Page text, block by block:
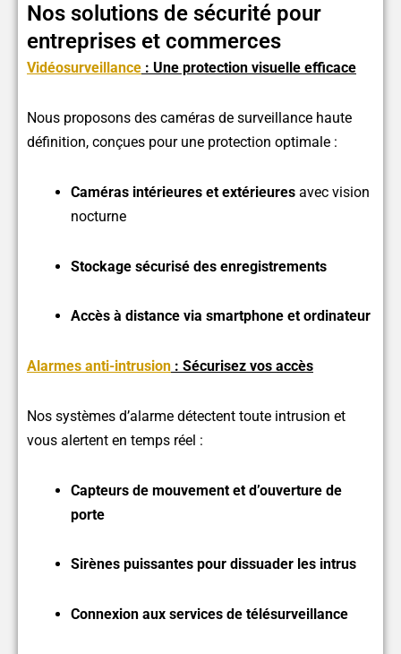
Nos solutions de sécurité pour
entreprises et commerces
Vidéosurveillance : Une protection visuelle efficace
Nous proposons des caméras de surveillance haute
définition, conçues pour une protection optimale :
Caméras intérieures et extérieures avec vision
nocturne
Stockage sécurisé des enregistrements
Accès à distance via smartphone et ordinateur
Alarmes anti-intrusion : Sécurisez vos accès
Nos systèmes d’alarme détectent toute intrusion et
vous alertent en temps réel :
Capteurs de mouvement et d’ouverture de
porte
Sirènes puissantes pour dissuader les intrus
Connexion aux services de télésurveillance